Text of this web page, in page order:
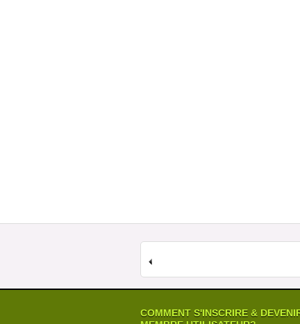
COMMENT S'INSCRIRE &